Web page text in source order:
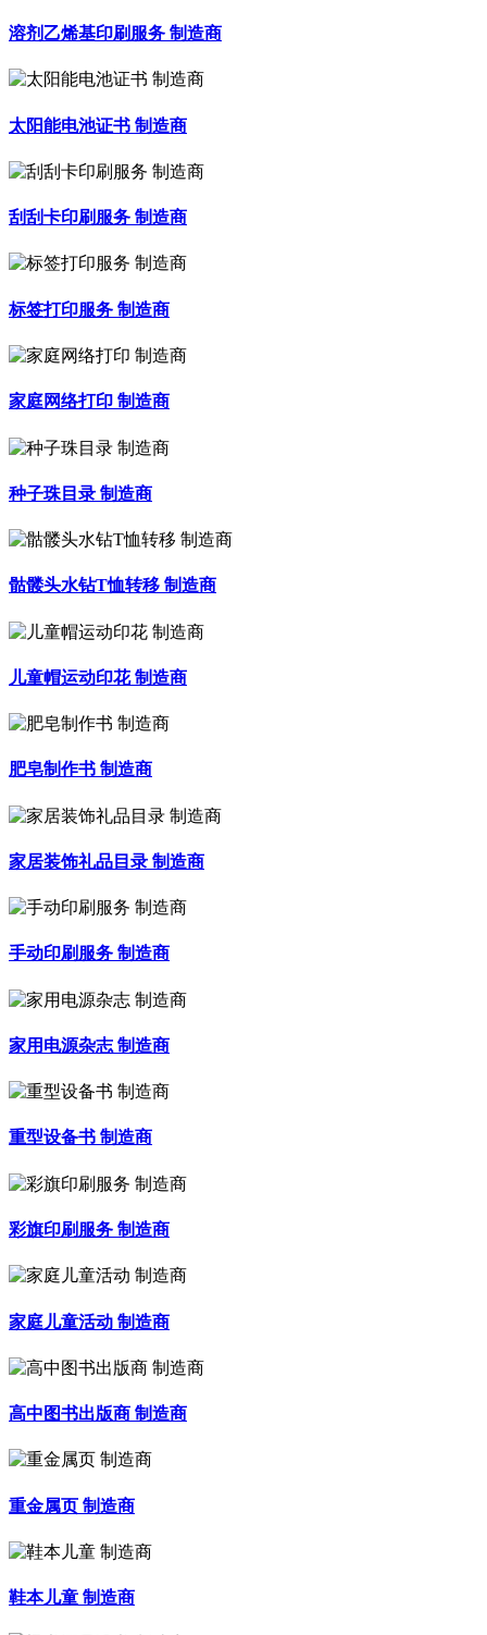
溶剂乙烯基印刷服务 制造商
太阳能电池证书 制造商
刮刮卡印刷服务 制造商
标签打印服务 制造商
家庭网络打印 制造商
种子珠目录 制造商
骷髅头水钻T恤转移 制造商
儿童帽运动印花 制造商
肥皂制作书 制造商
家居装饰礼品目录 制造商
手动印刷服务 制造商
家用电源杂志 制造商
重型设备书 制造商
彩旗印刷服务 制造商
家庭儿童活动 制造商
高中图书出版商 制造商
重金属页 制造商
鞋本儿童 制造商